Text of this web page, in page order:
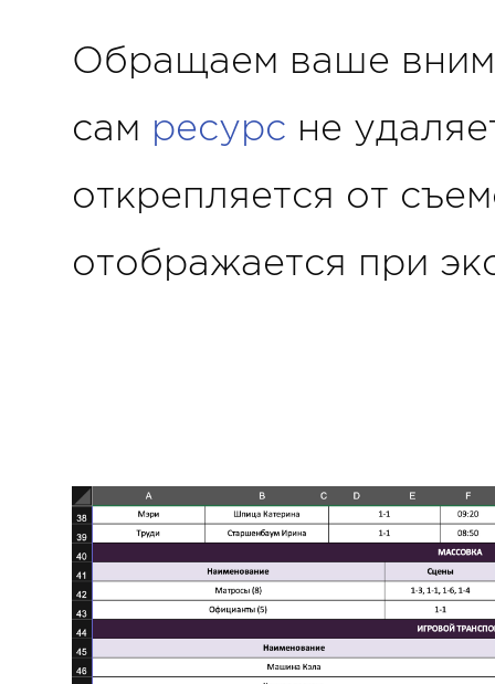
Обращаем ваше
сам ресурс не
открепляется от
отображается при